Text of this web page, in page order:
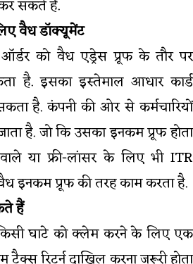
सकते हैं.
वैध डॉक्यूमेंट
को वैध एड्रेस प्रूफ के तौर पर
है. इसका इस्तेमाल आधार कार्ड
है. कंपनी की ओर से कर्मचारियों
है. जो कि उसका इनकम प्रूफ होता
या फ्री-लांसर के लिए भी ITR
इनकम प्रूफ की तरह काम करता है.
हैं
घाटे को क्लेम करने के लिए एक